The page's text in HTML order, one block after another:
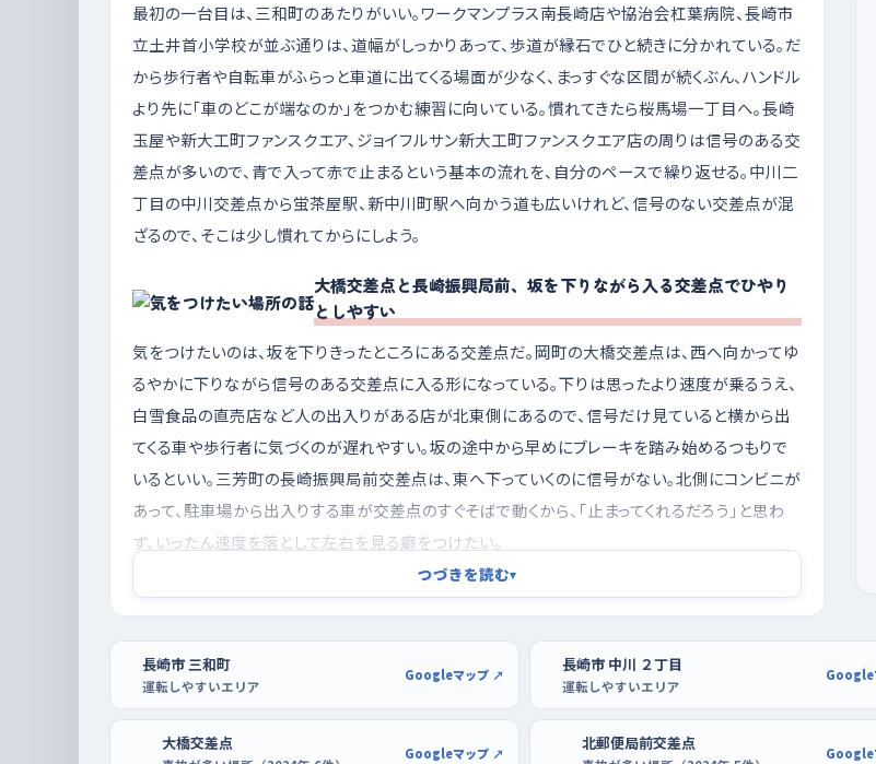
最初の一台目は、三和町のあたりがいい。ワークマンプラス南長崎店や協治会杠葉病院、長崎市
立土井首小学校が並ぶ通りは、道幅がしっかりあって、歩道が縁石でひと続きに分かれている。だ
から歩行者や自転車がふらっと車道に出てくる場面が少なく、まっすぐな区間が続くぶん、ハンドル
より先に「車のどこが端なのか」をつかむ練習に向いている。慣れてきたら桜馬場一丁目へ。長崎
玉屋や新大工町ファンスクエア、ジョイフルサン新大工町ファンスクエア店の周りは信号のある交
差点が多いので、青で入って赤で止まるという基本の流れを、自分のペースで繰り返せる。中川二
丁目の中川交差点から蛍茶屋駅、新中川町駅へ向かう道も広いけれど、信号のない交差点が混
ざるので、そこは少し慣れてからにしよう。
大橋交差点と長崎振興局前、坂を下りながら入る交差点でひやり
としやすい
気をつけたいのは、坂を下りきったところにある交差点だ。岡町の大橋交差点は、西へ向かってゆ
るやかに下りながら信号のある交差点に入る形になっている。下りは思ったより速度が乗るうえ、
白雪食品の直売店など人の出入りがある店が北東側にあるので、信号だけ見ていると横から出
てくる車や歩行者に気づくのが遅れやすい。坂の途中から早めにブレーキを踏み始めるつもりで
いるといい。三芳町の長崎振興局前交差点は、東へ下っていくのに信号がない。北側にコンビニが
あって、駐車場から出入りする車が交差点のすぐそばで動くから、「止まってくれるだろう」と思わ
ず、いったん速度を落として左右を見る癖をつけたい。
夕方を避けて朝のうちに、駐車はココウォークかミスターマックスで
逆に早朝は道がすいていて、信号待ちで焦らされることも少ない。曜日でいえば週の後半より日
曜のほうが落ち着いているので、休日の朝を練習にあてると気持ちに余裕が持てる。駐車の練習
は、みらい長崎ココウォークやMrMax長崎ショッピングセンターのような広い駐車場で、開店直後
の空いている時間に。区画がはっきりしていて周りに車が少ないぶん、切り返しを何度やり直して
つづきを読む▾
長崎市 三和町
運転しやすいエリア
Googleマップ ↗ 長崎市 中川 ２丁目
運転しやすいエリア
Google
大橋交差点 Googleマップ ↗ 北郵便局前交差点 Google